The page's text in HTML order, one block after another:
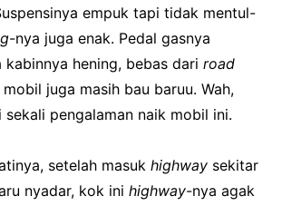
empuk tapi tidak mentul-
-nya juga enak. Pedal gasnya
kabinnya hening, bebas dari road
juga masih bau baruu. Wah,
sekali pengalaman naik mobil ini.
setelah masuk highway sekitar
nyadar, kok ini highway-nya agak